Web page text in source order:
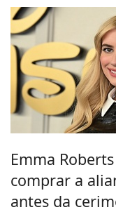
Emma
comprar a
antes da